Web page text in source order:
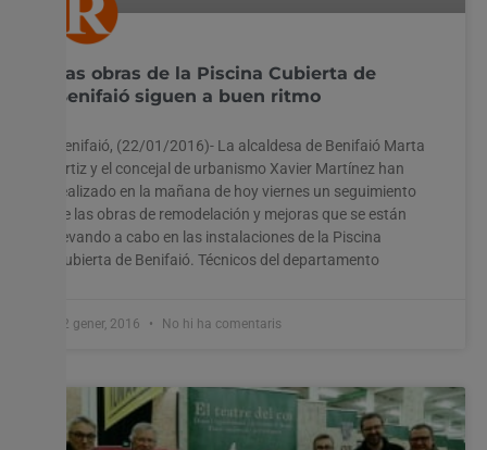
Las obras de la Piscina Cubierta de
Benifaió siguen a buen ritmo
Benifaió, (22/01/2016)- La alcaldesa de Benifaió Marta
Ortiz y el concejal de urbanismo Xavier Martínez han
realizado en la mañana de hoy viernes un seguimiento
de las obras de remodelación y mejoras que se están
llevando a cabo en las instalaciones de la Piscina
Cubierta de Benifaió. Técnicos del departamento
22 gener, 2016 No hi ha comentaris
i visites repetides. En fer clic a "Acceptar-ho tot", accepteu
l'ús de TOTES les cookies. Tanmateix, podeu visitar
"Configuració de les galetes" per proporcionar un